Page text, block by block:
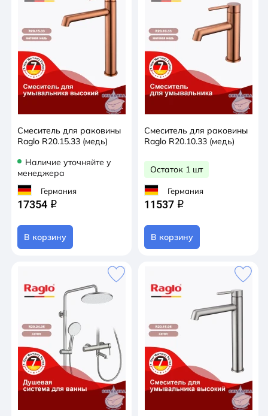
Смеситель для раковины
Raglo R20.15.33 (медь)
Наличие уточняйте у
менеджера
Германия
17354 q
В корзину
Смеситель для раковины
Raglo R20.10.33 (медь)
Остаток 1 шт
Германия
11537 q
В корзину